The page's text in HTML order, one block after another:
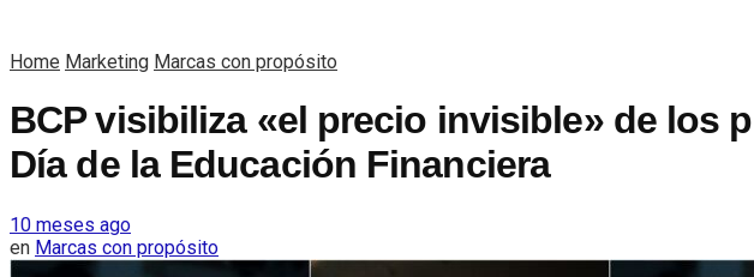
Home Marketing Marcas con propósito
BCP visibiliza «el precio invisible» de los
Día de la Educación Financiera
10 meses ago
en Marcas con propósito